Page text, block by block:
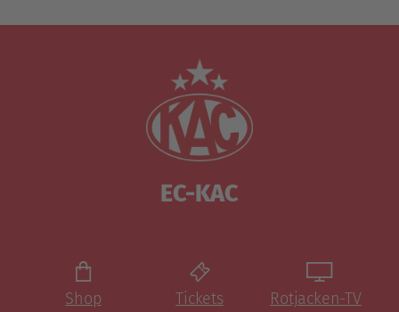
EC-KAC
Shop
Tickets Rotjacken-TV